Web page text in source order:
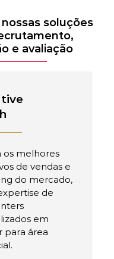
soluções
e avaliação
os melhores
de vendas e
do mercado,
de
em
para área